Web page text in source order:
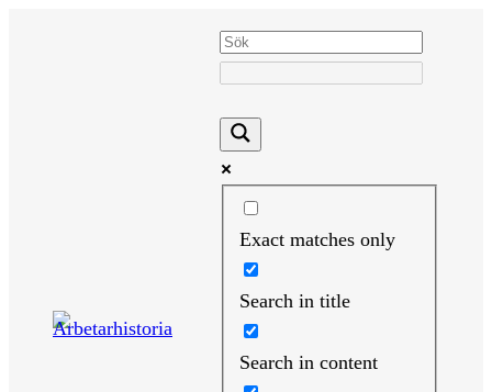
Exact matches only
Search in title
Search in content